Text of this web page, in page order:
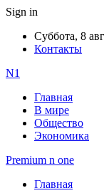
Sign in
Суббота, 8
Контакты
N1
Главная
В мире
Общество
Экономика
Premium n one
Главная